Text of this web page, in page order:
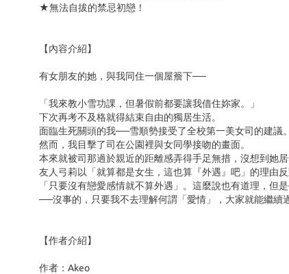
★無法自拔的禁忌初戀！
【內容介紹】
有女朋友的她，與我同住一個屋簷下──
「我來教小雪功課，但暑假前都要讓我借住妳家。」
下次再考不及格就得結束自由的獨居生活。
面臨生死關頭的我──雪順勢接受了全校第一美女司的建議。
然而，我目擊了司在公園裡與女同學接吻的畫面。
本來就被司那過於親近的距離感弄得手足無措，沒想到她居
友人弓莉以「就算都是女生，這也算『外遇』吧」的理由
「只要沒有戀愛感情就不算外遇」。這麼說也有道理，但
──沒事的，只要我不去理解何謂「愛情」，大家就能繼續
【作者介紹】
作者：Akeo